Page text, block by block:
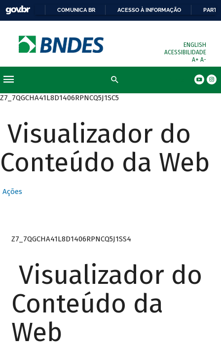
COMUNICA BR ACESSO À INFORMAÇÃO
ENGLISH
ACESSIBILIDADE
A+ A-
Z7_7QGCHA41L8D1406RPNCQ5J1SC5
Visualizador do
Conteúdo da Web
Ações
Z7_7QGCHA41L8D1406RPNCQ5J1SS4
Visualizador do
Conteúdo da
Web